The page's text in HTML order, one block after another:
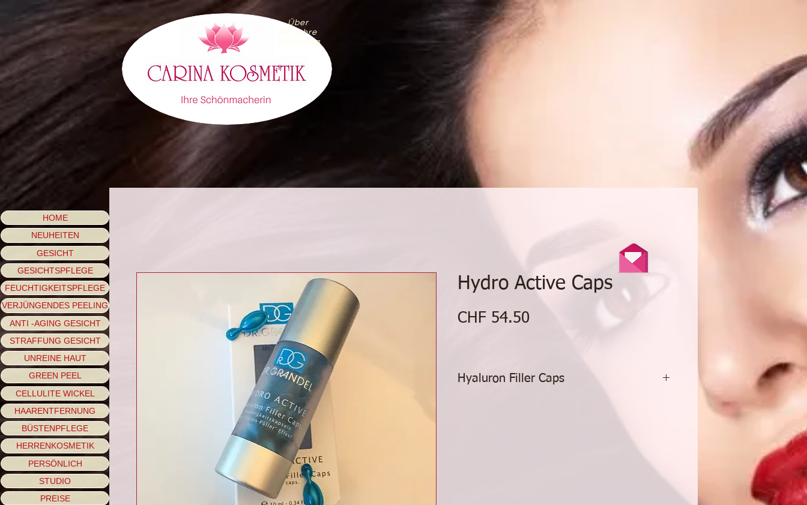
Über
40 Jahre
Erfahrung
Hydro Active Caps
CHF 54.50Preis
Hyaluron Filler Caps
HOME
NEUHEITEN
GESICHT
GESICHTSPFLEGE
FEUCHTIGKEITSPFLEGE
VERJÜNGENDES PEELING
ANTI -AGING GESICHT
STRAFFUNG GESICHT
UNREINE HAUT
GREEN PEEL
CELLULITE WICKEL
HAARENTFERNUNG
BÜSTENPFLEGE
HERRENKOSMETIK
PERSÖNLICH
STUDIO
PREISE